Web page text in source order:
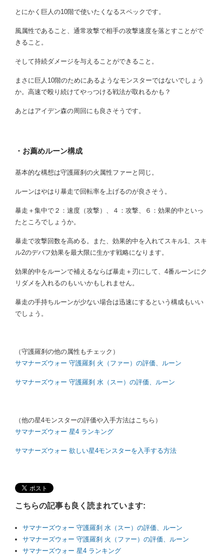
とにかく巨人の10階で使いたくなるスペックです。
風属性であること、通常攻撃で相手の攻撃速度を落とすことがで
きること。
そして持続ダメージを与えることができること。
まさに巨人10階のためにあるようなモンスターではないでしょう
か。高速で殴り続けてやっつける戦法が取れるかも？
あとはアイデン森の周回にも良さそうです。
・お薦めルーン構成
基本的な構想は守護羅刹の火属性ファーと同じ。
ルーンはやはり暴走で回転率を上げるのが良さそう。
暴走＋集中で２：速度（攻撃）、４：攻撃、６：効果的中といっ
たところでしょうか。
暴走で攻撃回数を高める。また、効果的中を入れてスキル1、スキ
ル2のデバフ効果を最大限に生かす戦略になります。
効果的中をルーンで補えるならば暴走＋刃にして、4番ルーンにク
リダメを入れるのもいいかもしれません。
暴走の手持ちルーンが少ない場合は迅速にするという構成もいい
でしょう。
（守護羅刹の他の属性もチェック）
サマナーズウォー 守護羅刹 火（ファー）の評価、ルーン
サマナーズウォー 守護羅刹 水（スー）の評価、ルーン
（他の星4モンスターの評価や入手方法はこちら）
サマナーズウォー 星4 ランキング
サマナーズウォー 欲しい星4モンスターを入手する方法
こちらの記事も良く読まれています:
サマナーズウォー 守護羅刹 水（スー）の評価、ルーン
サマナーズウォー 守護羅刹 火（ファー）の評価、ルーン
サマナーズウォー 星4 ランキング